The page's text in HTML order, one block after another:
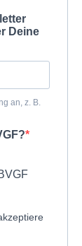
Deine
an, z. B.